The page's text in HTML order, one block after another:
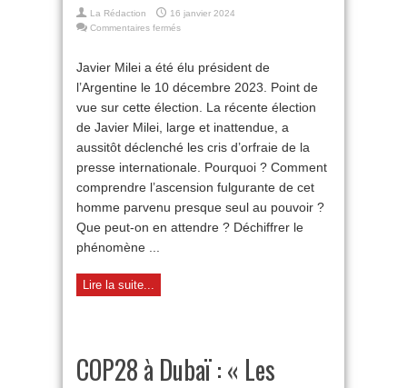
La Rédaction
16 janvier 2024
Commentaires fermés
président
iconoclaste
Javier Milei a été élu président de
l’Argentine le 10 décembre 2023. Point de
vue sur cette élection. La récente élection
de Javier Milei, large et inattendue, a
aussitôt déclenché les cris d’orfraie de la
presse internationale. Pourquoi ? Comment
comprendre l’ascension fulgurante de cet
homme parvenu presque seul au pouvoir ?
Que peut-on en attendre ? Déchiffrer le
phénomène ...
Lire la suite...
COP28 à Dubaï : « Les